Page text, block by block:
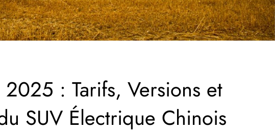
: Tarifs, Versions et
SUV Électrique Chinois